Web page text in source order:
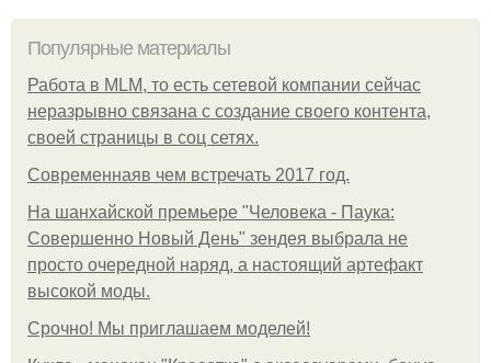
Популярные материалы
Работа в MLM, то есть сетевой компании сейчас
неразрывно связана с создание своего контента,
своей страницы в соц сетях.
Современнаяв чем встречать 2017 год.
На шанхайской премьере "Человека - Паука:
Совершенно Новый День" зендея выбрала не
просто очередной наряд, а настоящий артефакт
высокой моды.
Срочно! Мы приглашаем моделей!